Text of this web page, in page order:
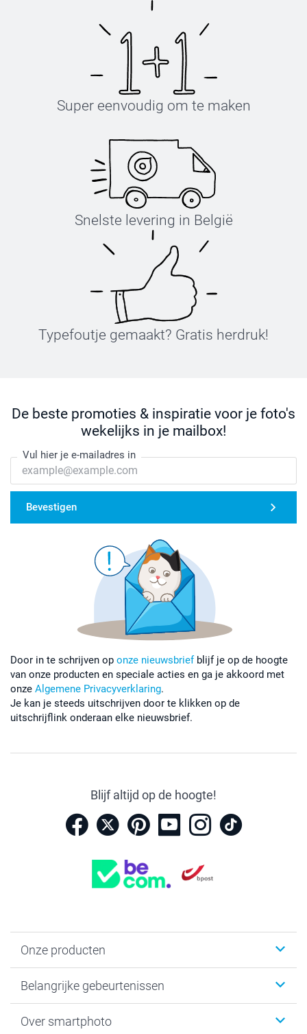
Super eenvoudig om te maken
Snelste levering in België
Typefoutje gemaakt? Gratis herdruk!
De beste promoties & inspiratie voor je foto's
wekelijks in je mailbox!
Vul hier je e-mailadres in
Bevestigen
Door in te schrijven op onze nieuwsbriefblijf je op de hoogte
van onze producten en speciale acties en ga je akkoord met
onze Algemene Privacyverklaring.
Je kan je steeds uitschrijven door te klikken op de
uitschrijflink onderaan elke nieuwsbrief.
Blijf altijd op de hoogte!
Onze producten
Fotogeschenken
Fotoprints, Fotoposter & Fotoalbum met fotoprints
Belangrijke gebeurtenissen
Baby
Over smartphoto